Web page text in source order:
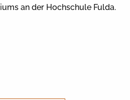
an der Hochschule Fulda.